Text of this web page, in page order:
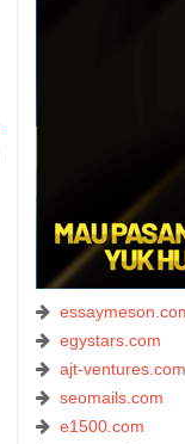
egystars.com
ajt-ventures.com
seomails.com
e1500.com